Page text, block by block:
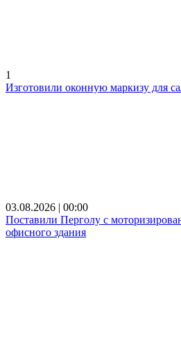
1
Изготовили оконную маркизу для
03.08.2026 | 00:00
Поставили Перголу с
офисного здания